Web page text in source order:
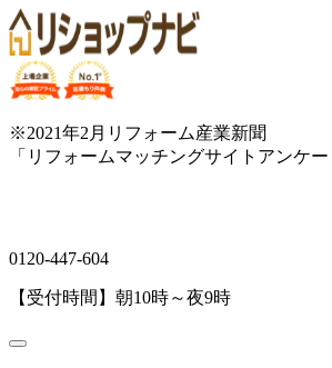
※2021年2月リフォーム産業新聞
「リフォームマッチングサイトアンケ
0120-447-604
【受付時間】朝10時～夜9時